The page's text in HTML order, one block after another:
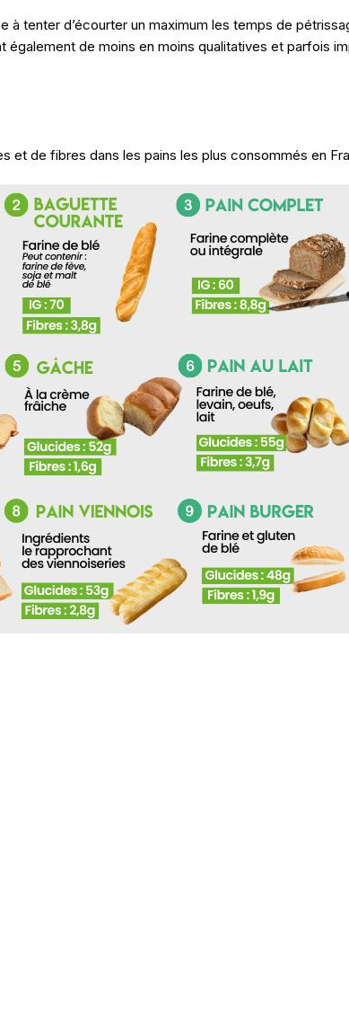
tenter d’écourter un maximum les temps de
de moins en moins qualitatives et parfois
de fibres dans les pains les plus consommés en